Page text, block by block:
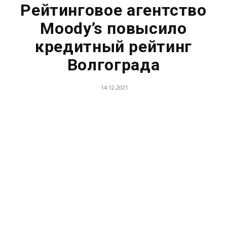
Рейтинговое агентство
Moody’s повысило
кредитный рейтинг
Волгограда
14.12.2021